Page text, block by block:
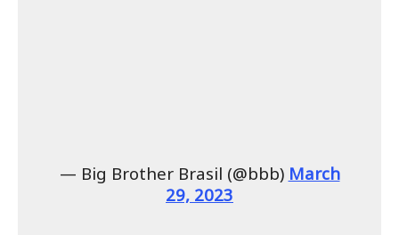
— Big Brother Brasil (@bbb) March
29, 2023